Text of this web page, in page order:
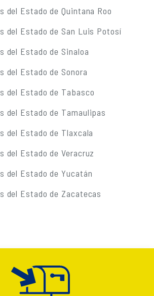
del Estado de Quintana Roo
del Estado de San Luis Potosí
del Estado de Sinaloa
del Estado de Sonora
del Estado de Tabasco
del Estado de Tamaulipas
del Estado de Tlaxcala
del Estado de Veracruz
del Estado de Yucatán
del Estado de Zacatecas